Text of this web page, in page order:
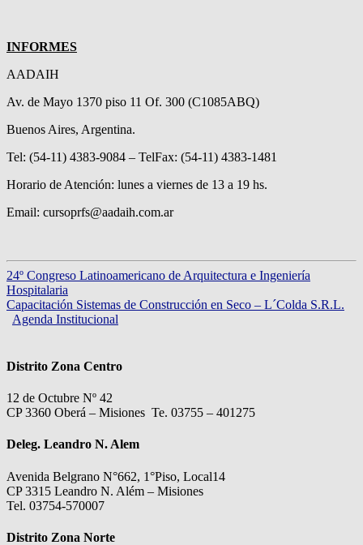
INFORMES
AADAIH
Av. de Mayo 1370 piso 11 Of. 300 (C1085ABQ)
Buenos Aires, Argentina.
Tel: (54-11) 4383-9084 – TelFax: (54-11) 4383-1481
Horario de Atención: lunes a viernes de 13 a 19 hs.
Email: cursoprfs@aadaih.com.ar
24º Congreso Latinoamericano de Arquitectura e Ingeniería
Hospitalaria
Capacitación Sistemas de Construcción en Seco – L´Colda S.R.L.
Agenda Institucional
Distrito Zona Centro
12 de Octubre Nº 42
CP 3360 Oberá – Misiones Te. 03755 – 401275
Deleg. Leandro N. Alem
Avenida Belgrano N°662, 1°Piso, Local14
CP 3315 Leandro N. Além – Misiones
Tel. 03754-570007
Distrito Zona Norte